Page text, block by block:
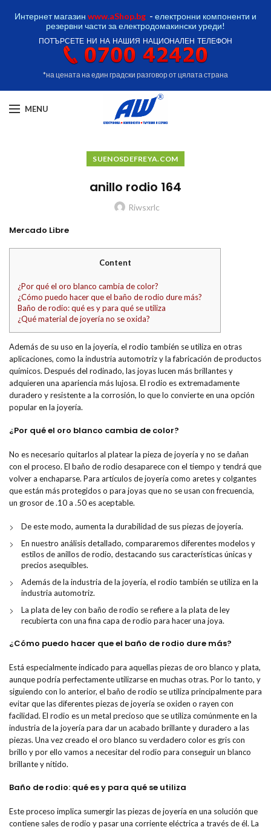
Интернет магазин www.aShop.bg - електронни компоненти и
резервни части за електродомакински уреди!
ПОТЪРСЕТЕ НИ НА НАШИЯ НАЦИОНАЛЕН ТЕЛЕФОН
*на цената на един градски разговор от цялата страна
MENU
SUENOSDEFREYA.COM
anillo rodio 164
Riwsxrlc
Mercado Libre
Content
¿Por qué el oro blanco cambia de color?
¿Cómo puedo hacer que el baño de rodio dure más?
Baño de rodio: qué es y para qué se utiliza
¿Qué material de joyería no se oxida?
Además de su uso en la joyería, el rodio también se utiliza en otras
aplicaciones, como la industria automotriz y la fabricación de productos
químicos. Después del rodinado, las joyas lucen más brillantes y
adquieren una apariencia más lujosa. El rodio es extremadamente
duradero y resistente a la corrosión, lo que lo convierte en una opción
popular en la joyería.
¿Por qué el oro blanco cambia de color?
No es necesario quitarlos al platear la pieza de joyería y no se dañan
con el proceso. El baño de rodio desaparece con el tiempo y tendrá que
volver a enchaparse. Para artículos de joyería como aretes y colgantes
que están más protegidos o para joyas que no se usan con frecuencia,
un grosor de .10 a .50 es aceptable.
De este modo, aumenta la durabilidad de sus piezas de joyería.
En nuestro análisis detallado, compararemos diferentes modelos y
estilos de anillos de rodio, destacando sus características únicas y
precios asequibles.
Además de la industria de la joyería, el rodio también se utiliza en la
industria automotriz.
La plata de ley con baño de rodio se refiere a la plata de ley
recubierta con una fina capa de rodio para hacer una joya.
¿Cómo puedo hacer que el baño de rodio dure más?
Está especialmente indicado para aquellas piezas de oro blanco y plata,
aunque podría perfectamente utilizarse en muchas otras. Por lo tanto, y
siguiendo con lo anterior, el baño de rodio se utiliza principalmente para
evitar que las diferentes piezas de joyería se oxiden o rayen con
facilidad. El rodio es un metal precioso que se utiliza comúnmente en la
industria de la joyería para dar un acabado brillante y duradero a las
piezas. Una vez creado el oro blanco su verdadero color es gris con
brillo y por ello vamos a necesitar del rodio para conseguir un blanco
brillante y nítido.
Baño de rodio: qué es y para qué se utiliza
Este proceso implica sumergir las piezas de joyería en una solución que
contiene sales de rodio y pasar una corriente eléctrica a través de él. La